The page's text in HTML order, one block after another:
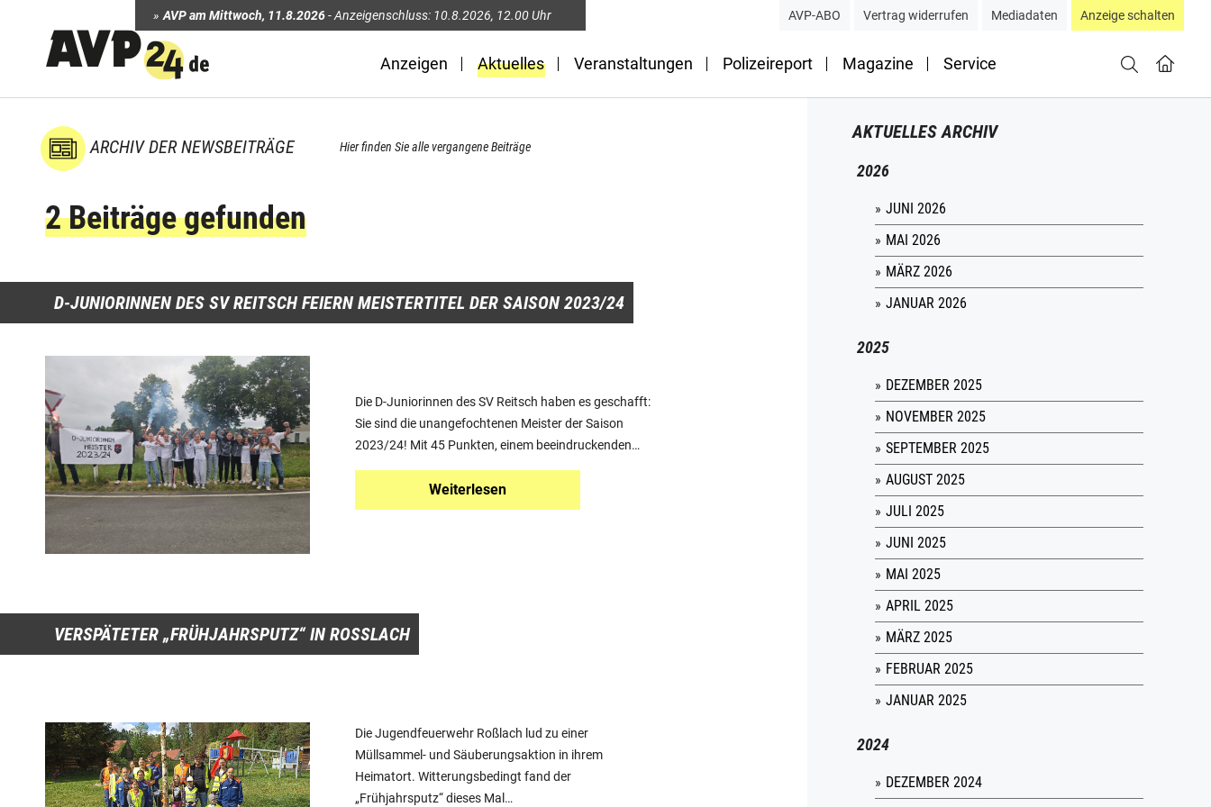
AVP am Mittwoch, 11.8.2026-Anzeigenschluss: 10.8.2026, 12.00 Uhr AVP-ABO Vertrag widerrufen Mediadaten Anzeige schalten
Anzeigen Aktuelles Veranstaltungen Polizeireport Magazine Service
ARCHIV DER NEWSBEITRÄGE Hier finden Sie alle vergangene Beiträge
2 Beiträge gefunden
D-JUNIORINNEN DES SV REITSCH FEIERN MEISTERTITEL DER SAISON 2023/24
Die D-Juniorinnen des SV Reitsch haben es geschafft:
Sie sind die unangefochtenen Meister der Saison
2023/24! Mit 45 Punkten, einem beeindruckenden…
Weiterlesen
VERSPÄTETER „FRÜHJAHRSPUTZ“ IN ROSSLACH
Die Jugendfeuerwehr Roßlach lud zu einer
Müllsammel- und Säuberungsaktion in ihrem
Heimatort. Witterungsbedingt fand der
„Frühjahrsputz“ dieses Mal…
AKTUELLES ARCHIV
2026
JUNI 2026
MAI 2026
MÄRZ 2026
JANUAR 2026
2025
DEZEMBER 2025
NOVEMBER 2025
SEPTEMBER 2025
AUGUST 2025
JULI 2025
JUNI 2025
MAI 2025
APRIL 2025
MÄRZ 2025
FEBRUAR 2025
JANUAR 2025
2024
DEZEMBER 2024